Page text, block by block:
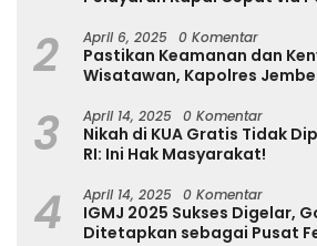
2 April 6, 2025 0 Komentar
Pastikan Keamanan dan
Wisatawan, Kapolres
3 April 14, 2025 0 Komentar
Nikah di KUA Gratis Tidak
RI: Ini Hak Masyarakat!
4 April 14, 2025 0 Komentar
IGMJ 2025 Sukses Digelar,
Ditetapkan sebagai Pusat